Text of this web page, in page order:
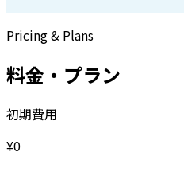
Pricing & Plans
料金・プラン
初期費用
¥0